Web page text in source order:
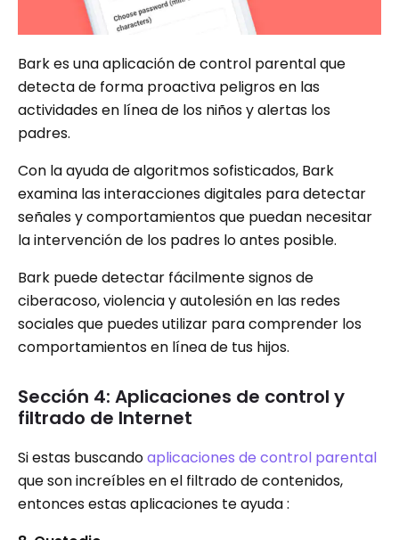
Bark es una aplicación de control parental que
detecta de forma proactiva peligros en las
actividades en línea de los niños y alertas los
padres.
Con la ayuda de algoritmos sofisticados, Bark
examina las interacciones digitales para detectar
señales y comportamientos que puedan necesitar
la intervención de los padres lo antes posible.
Bark puede detectar fácilmente signos de
ciberacoso, violencia y autolesión en las redes
sociales que puedes utilizar para comprender los
comportamientos en línea de tus hijos.
Sección 4: Aplicaciones de control y
filtrado de Internet
Si estas buscandoaplicaciones de control parental
que son increíbles en el filtrado de contenidos,
entonces estas aplicaciones te ayuda :